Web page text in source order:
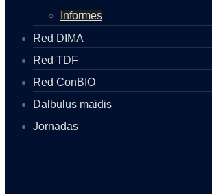
Informes
Red DIMA
Red TDF
Red ConBIO
Dalbulus maidis
Jornadas